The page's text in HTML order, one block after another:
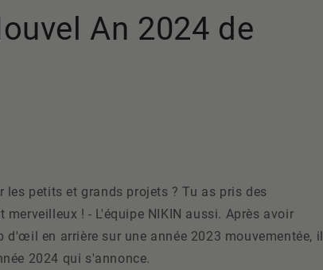
An 2024 de
les petits et grands projets ? Tu as pris des
! - L'équipe NIKIN aussi. Après avoir
d'œil en arrière sur une année 2023 mouvementée, il
2024 qui s'annonce.